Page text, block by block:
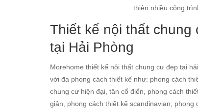
thiện nhiều công
Thiết kế nội thất chung
tại Hải Phòng
Morehome thiết kế nội thất chung cư đẹp tại
với đa phong cách thiết kế như: phong cách
chung cư hiện đại, tân cổ điển, phong cách
giản, phong cách thiết kế scandinavian, phong